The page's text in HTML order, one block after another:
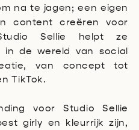
na te jagen; een eigen
content creëren voor
Sellie helpt ze
in de wereld van social
van concept tot
TikTok.
voor Studio Sellie
girly en kleurrijk zijn,